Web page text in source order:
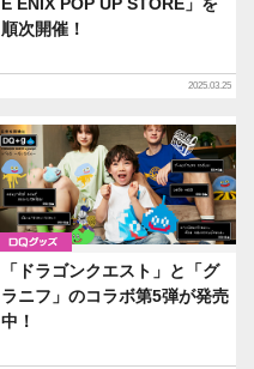
E ENIX POP UP STORE」を
順次開催！
2025.03.25
グッズ
「ドラゴンクエスト」と「グ
ラニフ」のコラボ第5弾が発売
中！